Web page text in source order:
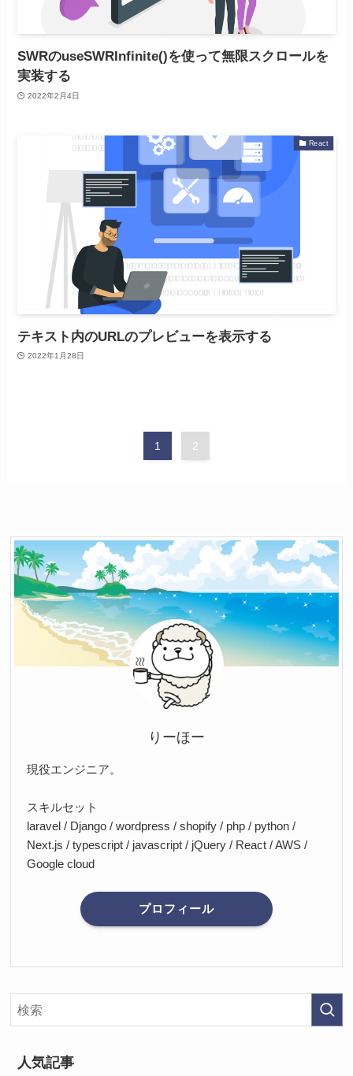
SWRのuseSWRInfinite()を使って無限スクロールを
実装する
2022年2月4日
React
テキスト内のURLのプレビューを表示する
2022年1月28日
1 2
りーほー
現役エンジニア。
スキルセット
laravel / Django / wordpress / shopify / php / python /
Next.js / typescript / javascript / jQuery / React / AWS /
Google cloud
プロフィール
人気記事